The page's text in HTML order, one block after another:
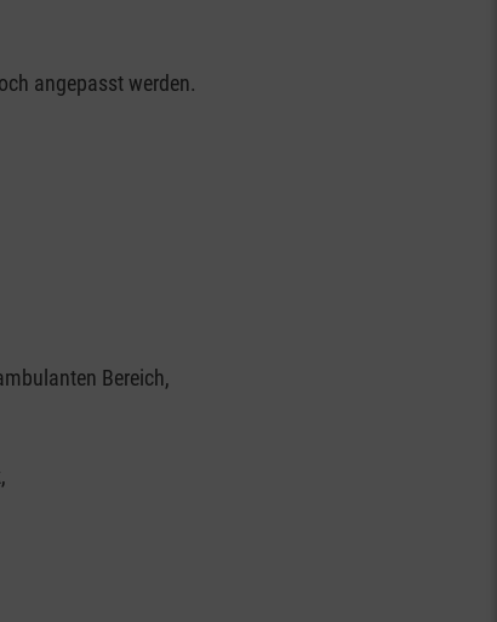
angepasst werden.
Bereich,